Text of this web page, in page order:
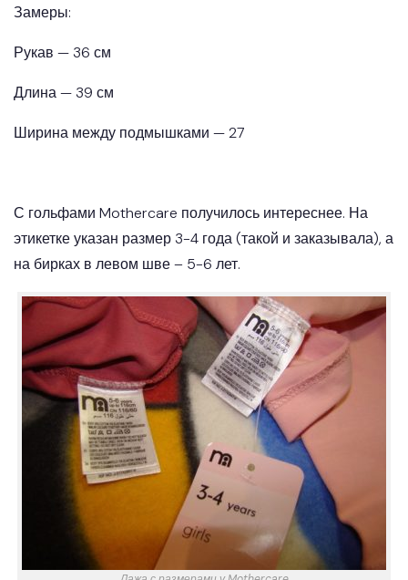
Замеры:
Рукав — 36 см
Длина — 39 см
Ширина между подмышками — 27
С гольфами Mothercare получилось интереснее. На
этикетке указан размер 3-4 года (такой и заказывала), а
на бирках в левом шве – 5-6 лет.